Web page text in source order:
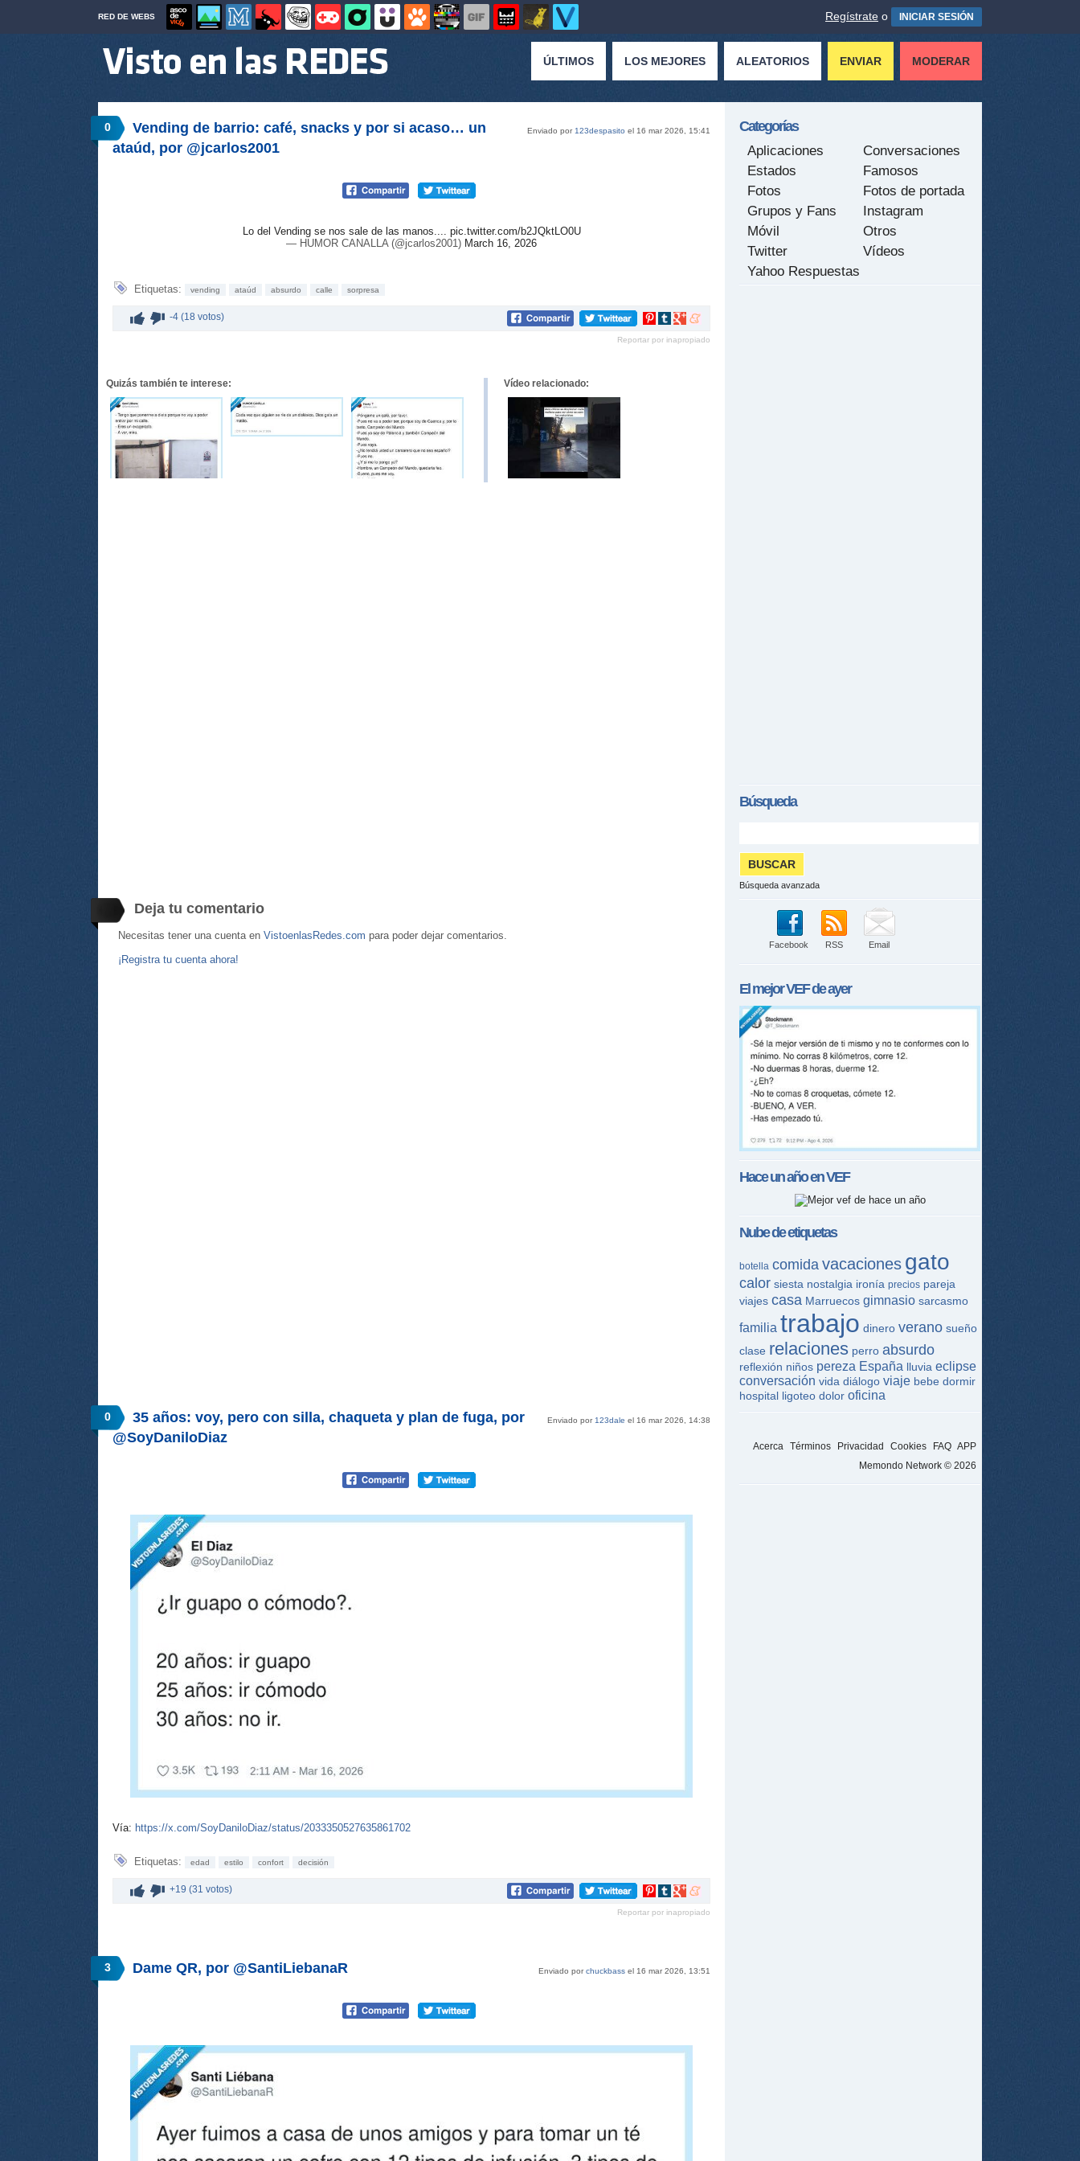
RED DE WEBS Regístrate o INICIAR SESIÓN
ÚLTIMOS LOS MEJORES ALEATORIOS ENVIAR MODERAR
0 Enviado por 123despasito el 16 mar 2026, 15:41
Vending de barrio: café, snacks y por si acaso… un
ataúd, por @jcarlos2001
Lo del Vending se nos sale de las manos.... pic.twitter.com/b2JQktLO0U
— HUMOR CANALLA (@jcarlos2001) March 16, 2026
Etiquetas: vending ataúd absurdo calle sorpresa
-4 (18 votos)
Compartir
Pinterest
Compartir
tumblr
Compartir
Google+
Compartir
meneame
Reportar por inapropiado
Quizás también te interese: Vídeo relacionado:
Deja tu comentario
Necesitas tener una cuenta en VistoenlasRedes.com para poder dejar comentarios.
¡Registra tu cuenta ahora!
0 Enviado por 123dale el 16 mar 2026, 14:38
35 años: voy, pero con silla, chaqueta y plan de fuga, por
@SoyDaniloDiaz
Vía: https://x.com/SoyDaniloDiaz/status/2033350527635861702
Etiquetas: edad estilo confort decisión
+19 (31 votos)
Compartir
Pinterest
Compartir
tumblr
Compartir
Google+
Compartir
meneame
Reportar por inapropiado
3 Enviado porchuckbass el 16 mar 2026, 13:51
Dame QR, por @SantiLiebanaR
Categorías
Aplicaciones
Conversaciones
Estados
Famosos
Fotos
Fotos de portada
Grupos y Fans
Instagram
Móvil
Otros
Twitter
Vídeos
Yahoo Respuestas
Búsqueda
Búsqueda avanzada
Facebook RSS Email
El mejorVEFde ayer
Hace un año enVEF
Nube de etiquetas
botella comida vacaciones gato
calor siesta nostalgia ironía precios pareja
viajes casa Marruecos gimnasio sarcasmo
familia trabajo dinero verano sueño
clase relaciones perro absurdo
reflexión niños pereza España lluvia eclipse
conversación vida diálogo viaje bebe dormir
hospital ligoteo dolor oficina
Acerca Términos Privacidad Cookies FAQ APP
Memondo Network © 2026